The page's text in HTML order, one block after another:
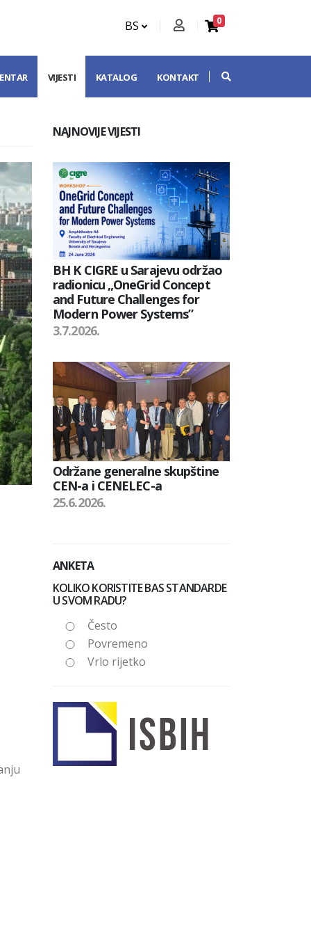
BS 0
VIJESTI KATALOG KONTAKT
NAJNOVIJE VIJESTI
BH K CIGRE u Sarajevu održao
radionicu „OneGrid Concept
and Future Challenges for
Modern Power Systems”
3.7.2026.
Održane generalne skupštine
CEN-a i CENELEC-a
25.6.2026.
ANKETA
KOLIKO KORISTITE BAS STANDARDE
U SVOM RADU?
Često
Povremeno
Vrlo rijetko